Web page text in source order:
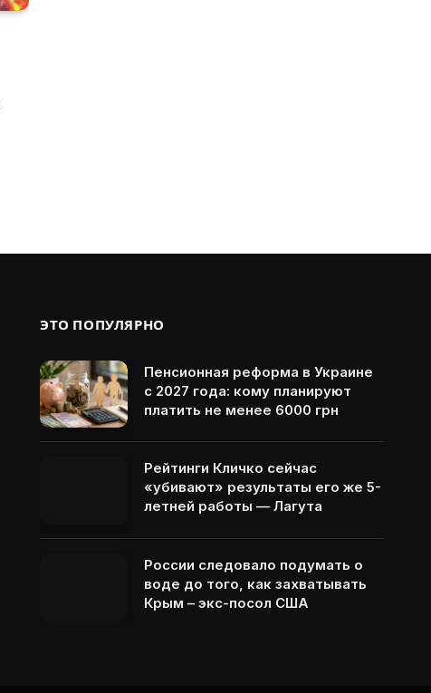
ЭТО ПОПУЛЯРНО
Пенсионная реформа в Украине
с 2027 года: кому планируют
платить не менее 6000 грн
Рейтинги Кличко сейчас
«убивают» результаты его же 5-
летней работы — Лагута
России следовало подумать о
воде до того, как захватывать
Крым – экс-посол США